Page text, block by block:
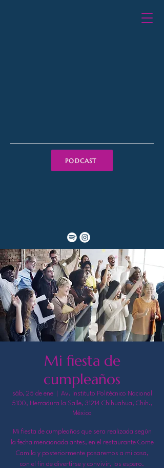
PODCAST
Mi fiesta de
cumpleaños
sáb, 25 de ene
  |
Av. Instituto Politécnico Nacional
5100, Herradura la Salle, 31214 Chihuahua, Chih.,
México
Mi fiesta de cumpleaños que sera realizada según
la fecha mencionada antes, en el restaurante Come
Camila y posteriormente pasaremos a mi casa,
con el fin de divertirse y convivir, los espero.